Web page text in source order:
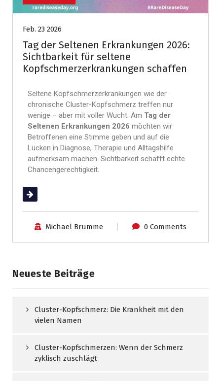
Feb. 23 2026
Tag der Seltenen Erkrankungen 2026:
Sichtbarkeit für seltene
Kopfschmerzerkrankungen schaffen
Seltene Kopfschmerzerkrankungen wie der
chronische Cluster-Kopfschmerz treffen nur
wenige – aber mit voller Wucht. Am Tag der
Seltenen Erkrankungen 2026 möchten wir
Betroffenen eine Stimme geben und auf die
Lücken in Diagnose, Therapie und Alltagshilfe
aufmerksam machen. Sichtbarkeit schafft echte
Chancengerechtigkeit.
(mehr …)
Michael Brumme 0 Comments
Neueste Beiträge
Cluster-Kopfschmerz: Die Krankheit mit den
vielen Namen
Cluster-Kopfschmerzen: Wenn der Schmerz
zyklisch zuschlägt